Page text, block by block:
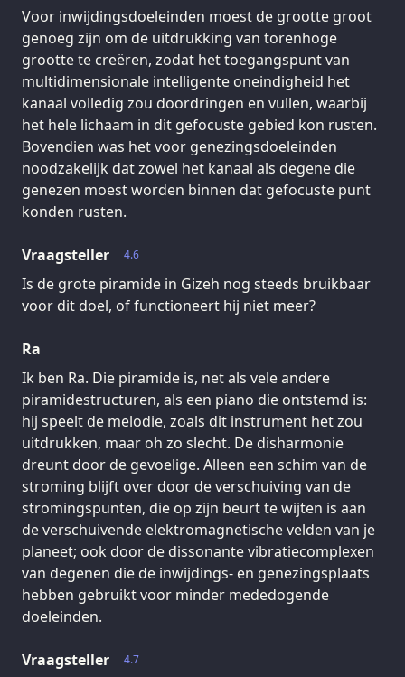
Voor inwijdingsdoeleinden moest de grootte groot
genoeg zijn om de uitdrukking van torenhoge
grootte te creëren, zodat het toegangspunt van
multidimensionale intelligente oneindigheid het
kanaal volledig zou doordringen en vullen, waarbij
het hele lichaam in dit gefocuste gebied kon rusten.
Bovendien was het voor genezingsdoeleinden
noodzakelijk dat zowel het kanaal als degene die
genezen moest worden binnen dat gefocuste punt
konden rusten.
4.6
Vraagsteller
Is de grote piramide in Gizeh nog steeds bruikbaar
voor dit doel, of functioneert hij niet meer?
Ra
Ik ben Ra. Die piramide is, net als vele andere
piramidestructuren, als een piano die ontstemd is:
hij speelt de melodie, zoals dit instrument het zou
uitdrukken, maar oh zo slecht. De disharmonie
dreunt door de gevoelige. Alleen een schim van de
stroming blijft over door de verschuiving van de
stromingspunten, die op zijn beurt te wijten is aan
de verschuivende elektromagnetische velden van je
planeet; ook door de dissonante vibratiecomplexen
van degenen die de inwijdings- en genezingsplaats
hebben gebruikt voor minder mededogende
doeleinden.
4.7
Vraagsteller